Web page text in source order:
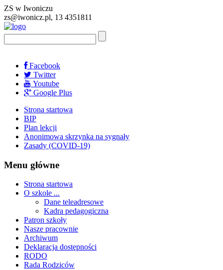
ZS w Iwoniczu
zs@iwonicz.pl, 13 4351811
Facebook
Twitter
Youtube
Google Plus
Strona startowa
BIP
Plan lekcji
Anonimowa skrzynka na sygnały
Zasady (COVID-19)
Menu główne
Strona startowa
O szkole ...
Dane teleadresowe
Kadra pedagogiczna
Patron szkoły
Nasze pracownie
Archiwum
Deklaracja dostępności
RODO
Rada Rodziców